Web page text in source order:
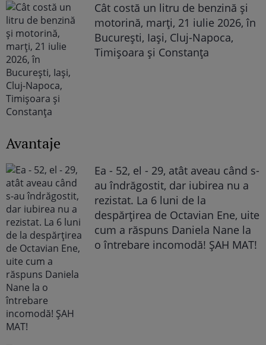
Cât costă un litru de benzină și
motorină, marți, 21 iulie 2026, în
București, Iași, Cluj-Napoca,
Timișoara și Constanța
Avantaje
Ea - 52, el - 29, atât aveau când s-
au îndrăgostit, dar iubirea nu a
rezistat. La 6 luni de la
despărțirea de Octavian Ene, uite
cum a răspuns Daniela Nane la
o întrebare incomodă! ȘAH MAT!